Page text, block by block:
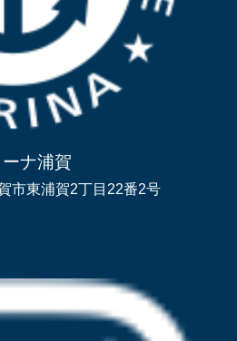
ナ浦賀
市東浦賀2丁目22番2号